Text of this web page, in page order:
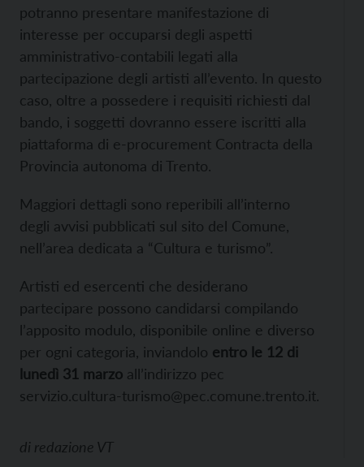
potranno presentare manifestazione di
interesse per occuparsi degli aspetti
amministrativo-contabili legati alla
partecipazione degli artisti all’evento. In questo
caso, oltre a possedere i requisiti richiesti dal
bando, i soggetti dovranno essere iscritti alla
piattaforma di e-procurement Contracta della
Provincia autonoma di Trento.
Maggiori dettagli sono reperibili all’interno
degli avvisi pubblicati sul sito del Comune,
nell’area dedicata a “Cultura e turismo”.
Artisti ed esercenti che desiderano
partecipare possono candidarsi compilando
l’apposito modulo, disponibile online e diverso
per ogni categoria, inviandolo entro le 12 di
lunedì 31 marzo all’indirizzo pec
servizio.cultura-turismo@pec.comune.trento.it.
di redazione VT